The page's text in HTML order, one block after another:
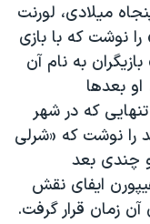
میلادی، لورنت
نوشت که با بازی
به نام آن
بعدها
که در شهر
را نوشت که «شرلی
چندی بعد
ایفای نقش
زمان قرار گرفت.